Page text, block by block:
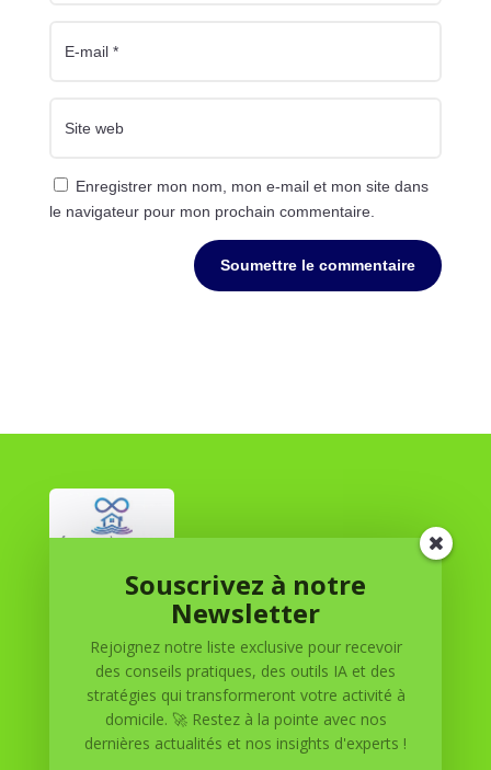
Enregistrer mon nom, mon e-mail et mon site dans
le navigateur pour mon prochain commentaire.
Soumettre le commentaire
Réussite à Domicile
Réussite à Domicile est votre partenaire de confiance
pour atteindre vos objectifs depuis le confort de votre
maison. Nous offrons des solutions personnalisées pour
vous aider à réussir.
Souscrivez à notre
Newsletter
Rejoignez notre liste exclusive pour recevoir
des conseils pratiques, des outils IA et des
stratégies qui transformeront votre activité à
domicile. 🚀 Restez à la pointe avec nos
dernières actualités et nos insights d'experts !